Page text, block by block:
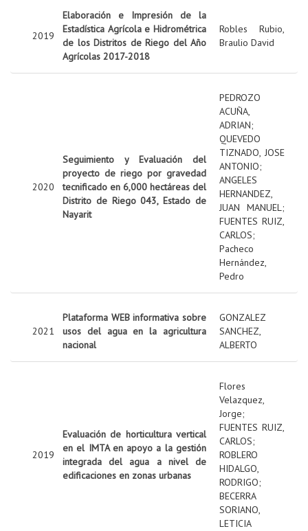
2019
Elaboración e Impresión de la
Estadística Agrícola e Hidrométrica
de los Distritos de Riego del Año
Agrícolas 2017-2018
Robles Rubio,
Braulio David
2020
Seguimiento y Evaluación del
proyecto de riego por gravedad
tecnificado en 6,000 hectáreas del
Distrito de Riego 043, Estado de
Nayarit
PEDROZO
ACUÑA,
ADRIAN;
QUEVEDO
TIZNADO, JOSE
ANTONIO;
ANGELES
HERNANDEZ,
JUAN MANUEL;
FUENTES RUIZ,
CARLOS;
Pacheco
Hernández,
Pedro
2021
Plataforma WEB informativa sobre
usos del agua en la agricultura
nacional
GONZALEZ
SANCHEZ,
ALBERTO
2019
Evaluación de horticultura vertical
en el IMTA en apoyo a la gestión
integrada del agua a nivel de
edificaciones en zonas urbanas
Flores
Velazquez,
Jorge;
FUENTES RUIZ,
CARLOS;
ROBLERO
HIDALGO,
RODRIGO;
BECERRA
SORIANO,
LETICIA